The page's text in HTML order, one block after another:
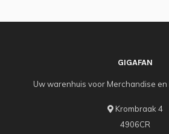
GIGAFAN
Uw warenhuis voor Merchandise
Krombraak 4
4906CR